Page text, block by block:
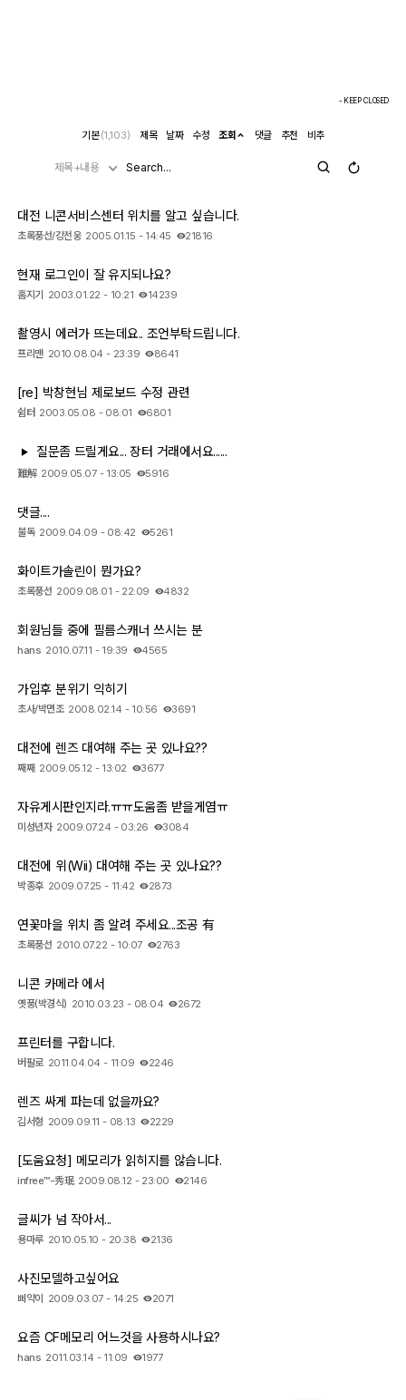
- KEEP CLOSED
기본(1,103) 제목 날짜 수정 조회 댓글 추천 비추
제목+내용
대전 니콘서비스센터 위치를 알고 싶습니다.
초록풍선/강전웅 2005.01.15 - 14:45 21816
현재 로그인이 잘 유지되나요?
홈지기 2003.01.22 - 10:21 14239
촬영시 에러가 뜨는데요.. 조언부탁드립니다.
프리맨 2010.08.04 - 23:39 8641
[re] 박창현님 제로보드 수정 관련
쉼터 2003.05.08 - 08:01 6801
질문좀 드릴게요... 장터 거래에서요......
難解 2009.05.07 - 13:05 5916
댓글....
불독 2009.04.09 - 08:42 5261
화이트가솔린이 뭔가요?
초록풍선 2009.08.01 - 22:09 4832
회원님들 중에 필름스캐너 쓰시는 분
hans 2010.07.11 - 19:39 4565
가입후 분위기 익히기
초사/박면조 2008.02.14 - 10:56 3691
대전에 렌즈 대여해 주는 곳 있나요??
째째 2009.05.12 - 13:02 3677
자유게시판인지라.ㅠㅠ도움좀 받을게염ㅠ
미성년자 2009.07.24 - 03:26 3084
대전에 위(Wii) 대여해 주는 곳 있나요??
박종후 2009.07.25 - 11:42 2873
연꽃마을 위치 좀 알려 주세요...조공 有
초록풍선 2010.07.22 - 10:07 2763
니콘 카메라 에서
옛풍(박경식) 2010.03.23 - 08:04 2672
프린터를 구합니다.
버팔로 2011.04.04 - 11:09 2246
렌즈 싸게 파는데 없을까요?
김서형 2009.09.11 - 08:13 2229
[도움요청] 메모리가 읽히지를 않습니다.
infree™-秀珉 2009.08.12 - 23:00 2146
글씨가 넘 작아서...
용마루 2010.05.10 - 20:38 2136
사진모델하고싶어요
삐약이 2009.03.07 - 14:25 2071
요즘 CF메모리 어느것을 사용하시나요?
hans 2011.03.14 - 11:09 1977